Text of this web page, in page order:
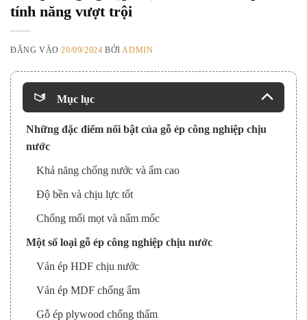
tính năng vượt trội
ĐĂNG VÀO20/09/2024 BỞI ADMIN
Mục lục
Những đặc điểm nổi bật của gỗ ép công nghiệp chịu
nước
Khả năng chống nước và ẩm cao
Độ bền và chịu lực tốt
Chống mối mọt và nấm mốc
Một số loại gỗ ép công nghiệp chịu nước
Ván ép HDF chịu nước
Ván ép MDF chống ẩm
Gỗ ép plywood chống thấm